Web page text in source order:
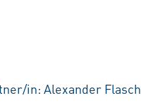
in: Alexander Flasch